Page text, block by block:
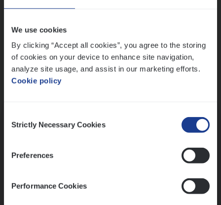
We use cookies
By clicking “Accept all cookies”, you agree to the storing
of cookies on your device to enhance site navigation,
analyze site usage, and assist in our marketing efforts.
Cookie policy
Selection
Strictly Necessary Cookies
Preferences
Performance Cookies